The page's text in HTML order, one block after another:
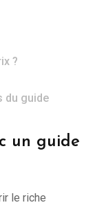
?
du guide
un guide
le riche